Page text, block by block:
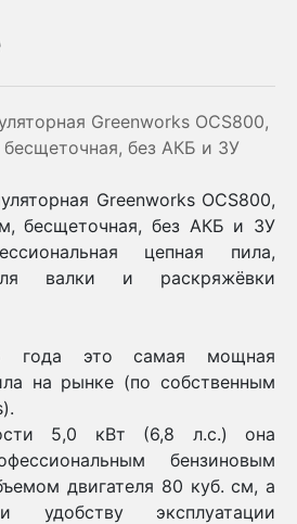
Greenworks OCS800,
без АКБ и ЗУ
Greenworks OCS800,
бесщеточная, без АКБ и ЗУ
цепная пила,
валки и раскряжёвки
года это самая мощная
на рынке (по собственным
5,0 кВт (6,8 л.c.) она
бензиновым
двигателя 80 куб. см, а
эксплуатации